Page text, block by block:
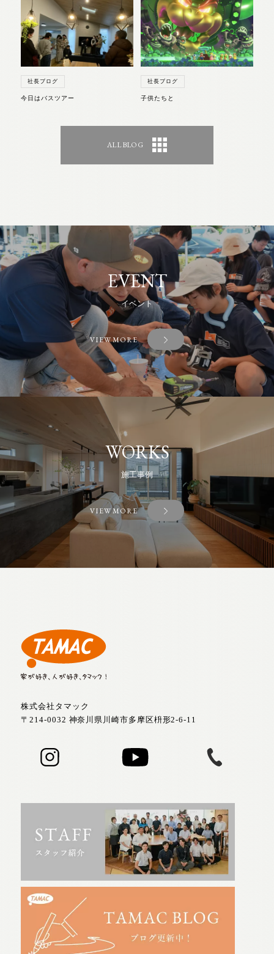
社長ブログ
今日はバスツアー
社長ブログ
子供たちと
ALL BLOG
EVENT
イベント
VIEW MORE
WORKS
施工事例
VIEW MORE
株式会社タマック
〒214-0032 神奈川県川崎市多摩区枡形2-6-11